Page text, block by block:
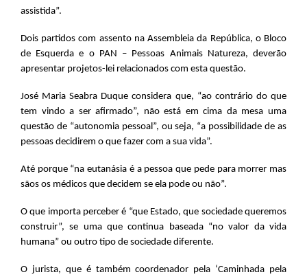
assistida”.
Dois partidos com assento na Assembleia da República, o Bloco
de Esquerda e o PAN – Pessoas Animais Natureza, deverão
apresentar projetos-lei relacionados com esta questão.
José Maria Seabra Duque considera que, “ao contrário do que
tem vindo a ser afirmado”, não está em cima da mesa uma
questão de “autonomia pessoal”, ou seja, “a possibilidade de as
pessoas decidirem o que fazer com a sua vida”.
Até porque “na eutanásia é a pessoa que pede para morrer mas
sãos os médicos que decidem se ela pode ou não”.
O que importa perceber é “que Estado, que sociedade queremos
construir”, se uma que continua baseada “no valor da vida
humana” ou outro tipo de sociedade diferente.
O jurista, que é também coordenador pela ‘Caminhada pela